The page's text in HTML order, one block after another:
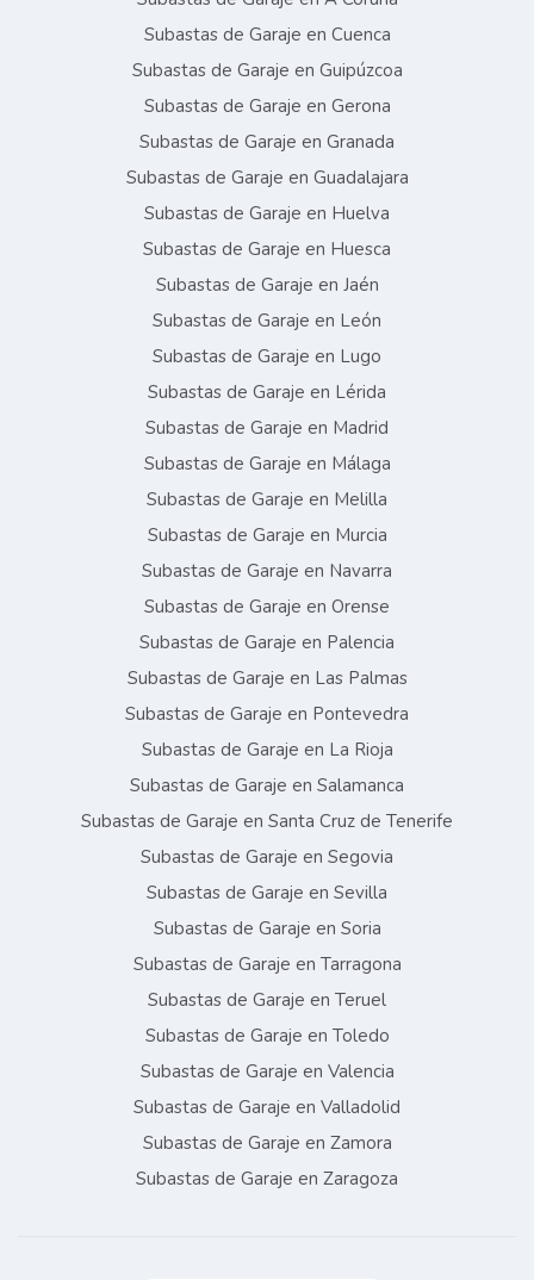
Subastas de Garaje en Cuenca
Subastas de Garaje en Guipúzcoa
Subastas de Garaje en Gerona
Subastas de Garaje en Granada
Subastas de Garaje en Guadalajara
Subastas de Garaje en Huelva
Subastas de Garaje en Huesca
Subastas de Garaje en Jaén
Subastas de Garaje en León
Subastas de Garaje en Lugo
Subastas de Garaje en Lérida
Subastas de Garaje en Madrid
Subastas de Garaje en Málaga
Subastas de Garaje en Melilla
Subastas de Garaje en Murcia
Subastas de Garaje en Navarra
Subastas de Garaje en Orense
Subastas de Garaje en Palencia
Subastas de Garaje en Las Palmas
Subastas de Garaje en Pontevedra
Subastas de Garaje en La Rioja
Subastas de Garaje en Salamanca
Subastas de Garaje en Santa Cruz de Tenerife
Subastas de Garaje en Segovia
Subastas de Garaje en Sevilla
Subastas de Garaje en Soria
Subastas de Garaje en Tarragona
Subastas de Garaje en Teruel
Subastas de Garaje en Toledo
Subastas de Garaje en Valencia
Subastas de Garaje en Valladolid
Subastas de Garaje en Zamora
Subastas de Garaje en Zaragoza